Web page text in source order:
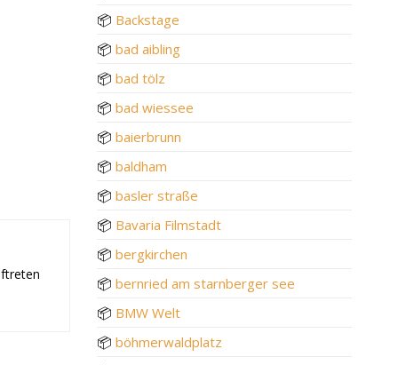
📦 Backstage
📦 bad aibling
📦 bad tölz
📦 bad wiessee
📦 baierbrunn
📦 baldham
📦 basler straße
📦 Bavaria Filmstadt
📦 bergkirchen
📦 bernried am starnberger see
📦 BMW Welt
📦 böhmerwaldplatz